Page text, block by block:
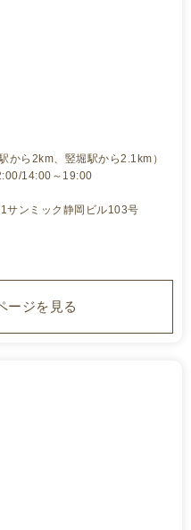
から2km、竪堀駅から2.1km）
14:00～19:00
ンミック静岡ビル103号
ージを見る